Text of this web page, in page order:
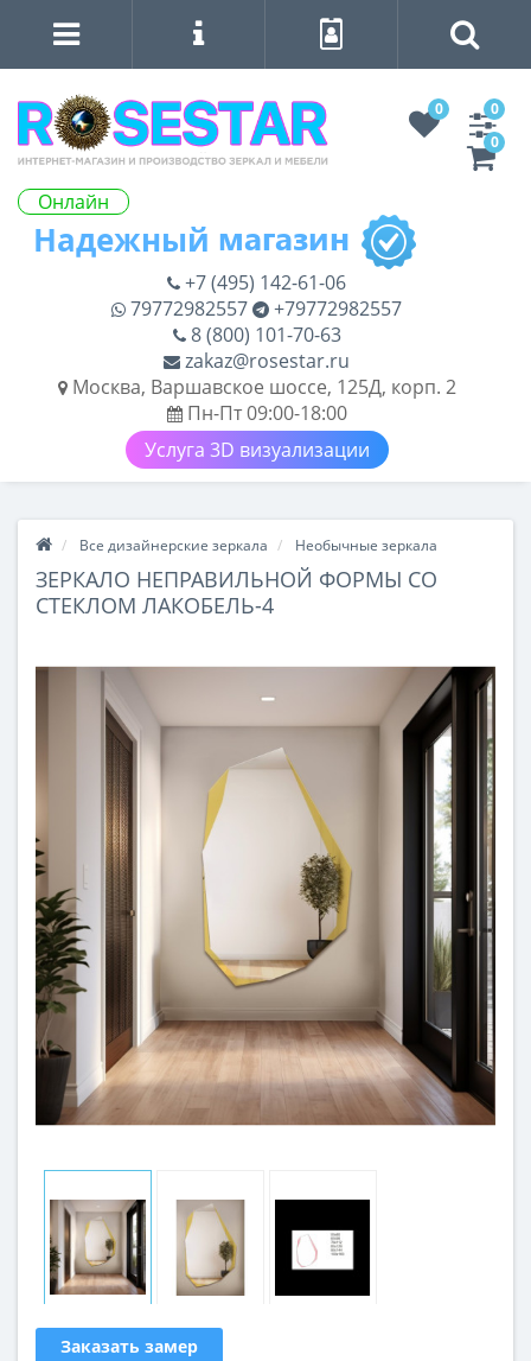
Онлайн
0
0
0
+7 (495) 142-61-06
79772982557
+79772982557
8 (800) 101-70-63
zakaz@rosestar.ru
Москва, Варшавское шоссе, 125Д, корп. 2
Пн-Пт 09:00-18:00
Услуга 3D визуализации
Все дизайнерские зеркала Необычные зеркала
ЗЕРКАЛО НЕПРАВИЛЬНОЙ ФОРМЫ СО
СТЕКЛОМ ЛАКОБЕЛЬ-4
Заказать замер